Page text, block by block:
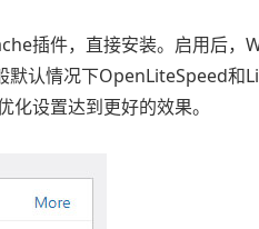
插件，直接安装。启用后，
认情况下OpenLiteSpeed和
设置达到更好的效果。